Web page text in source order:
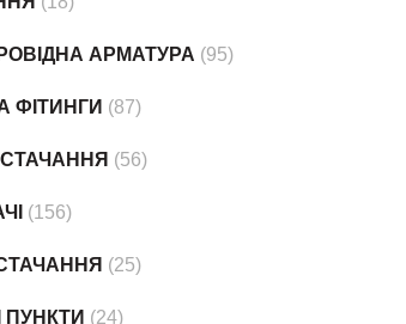
АРМАТУРА (95)
ФІТИНГИ (87)
(56)
(156)
(25)
ПУНКТИ (24)